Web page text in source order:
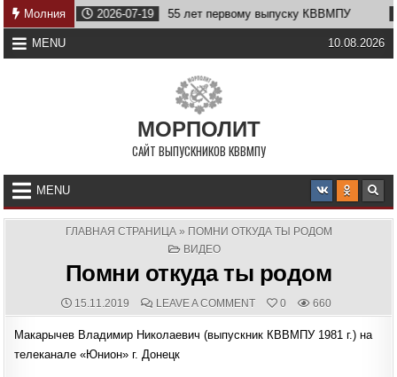
Skip
to
content
Молния2026-07-19 55 лет первому выпуску КВВМПУ
MENU 10.08.2026
МОРПОЛИТ
САЙТ ВЫПУСКНИКОВ КВВМПУ
MENU
ГЛАВНАЯ СТРАНИЦА» ПОМНИ ОТКУДА ТЫ РОДОМ
POSTED
ВИДЕО
Помни откуда ты родом
PUBLISHED
DATE:
15.11.2019 COMMENTS:
LEAVE A COMMENTON
ПОМНИ
ТЫ
0 660
Макарычев Владимир Николаевич (выпускник КВВМПУ 1981 г.) на
телеканале «Юнион» г. Донецк